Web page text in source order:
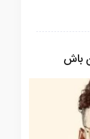
باش